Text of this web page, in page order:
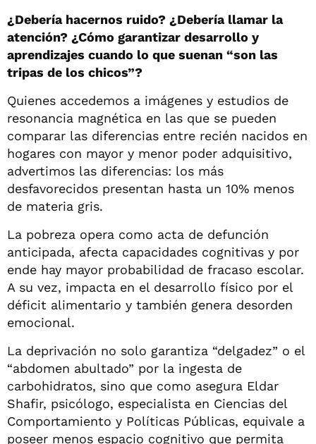
¿Debería hacernos ruido? ¿Debería llamar la
atención? ¿Cómo garantizar desarrollo y
aprendizajes cuando lo que suenan “son las
tripas de los chicos”?
Quienes accedemos a imágenes y estudios de
resonancia magnética en las que se pueden
comparar las diferencias entre recién nacidos en
hogares con mayor y menor poder adquisitivo,
advertimos las diferencias: los más
desfavorecidos presentan hasta un 10% menos
de materia gris.
La pobreza opera como acta de defunción
anticipada, afecta capacidades cognitivas y por
ende hay mayor probabilidad de fracaso escolar.
A su vez, impacta en el desarrollo físico por el
déficit alimentario y también genera desorden
emocional.
La deprivación no solo garantiza “delgadez” o el
“abdomen abultado” por la ingesta de
carbohidratos, sino que como asegura Eldar
Shafir, psicólogo, especialista en Ciencias del
Comportamiento y Políticas Públicas, equivale a
poseer menos espacio cognitivo que permita